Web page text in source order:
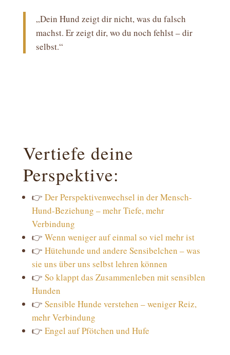
„Dein Hund zeigt dir nicht, was du falsch
machst. Er zeigt dir, wo du noch fehlst – dir
selbst.“
Vertiefe deine
Perspektive:
👉 Der Perspektivenwechsel in der Mensch-
Hund-Beziehung – mehr Tiefe, mehr
Verbindung
👉 Wenn weniger auf einmal so viel mehr ist
👉 Hütehunde und andere Sensibelchen – was
sie uns über uns selbst lehren können
👉 So klappt das Zusammenleben mit sensiblen
Hunden
👉 Sensible Hunde verstehen – weniger Reiz,
mehr Verbindung
👉 Engel auf Pfötchen und Hufe